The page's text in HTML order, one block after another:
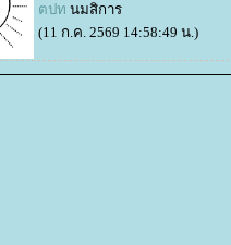
ตปท นมสิการ
(11 ก.ค. 2569 14:58:49 น.)